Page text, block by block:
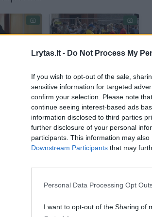
Lrytas.lt - Do Not Process My
If you wish to opt-out of the sale,
sensitive information for targeted
confirm your selection. Please note
continue seeing interest-based ads
information disclosed to third parties
further disclosure of your personal
participants. This information may
Downstream Participants that may
Personal Data Processing Opt
I want to opt-out of the Sharing of
krūvį
10-30
Aiškėja
pesimistiškiausias
krizės scenarijus:
Lietuvą gali
užplūsti 40 tūkst.
neteisėtų
migrantų